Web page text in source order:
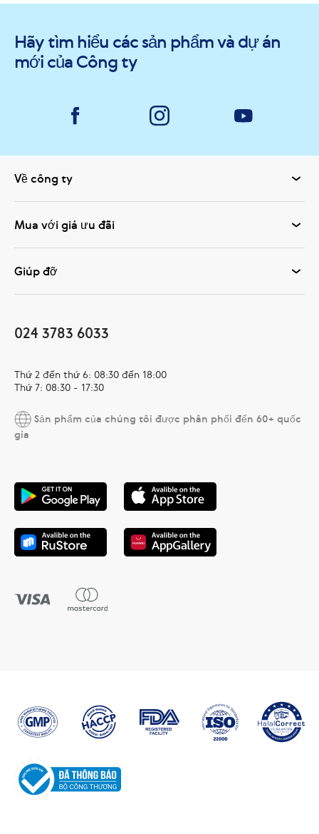
Hãy tìm hiểu các sản phẩm và dự án
mới của Công ty
Về công ty
Mua với giá ưu đãi
Giúp đỡ
024 3783 6033
Thứ 2 đến thứ 6: 08:30 đến 18:00
Thứ 7: 08:30 - 17:30
Sản phẩm của chúng tôi được phân phối đến 60+ quốc
gia